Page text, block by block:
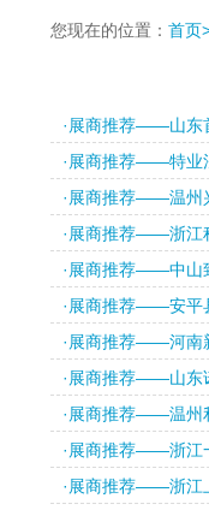
您现在的位置： 首页
·​展商推荐——山东
·​展商推荐——特业
·​展商推荐——温州
·展商推荐——浙江
·​展商推荐——中山
·​展商推荐——安平
·展商推荐——河南
·展商推荐——山东
·展商推荐——温州
·​展商推荐——浙江
·展商推荐——浙江